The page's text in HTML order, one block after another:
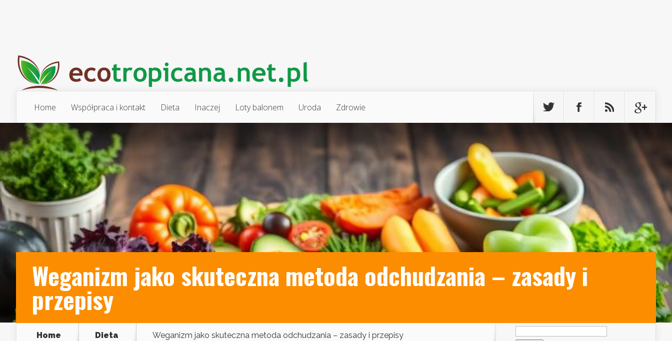
Home Współpraca i kontakt Dieta Inaczej Loty balonem Uroda Zdrowie
Weganizm jako skuteczna metoda odchudzania – zasady i
przepisy
Home Dieta Weganizm jako skuteczna metoda odchudzania – zasady i przepisy
Szukaj: